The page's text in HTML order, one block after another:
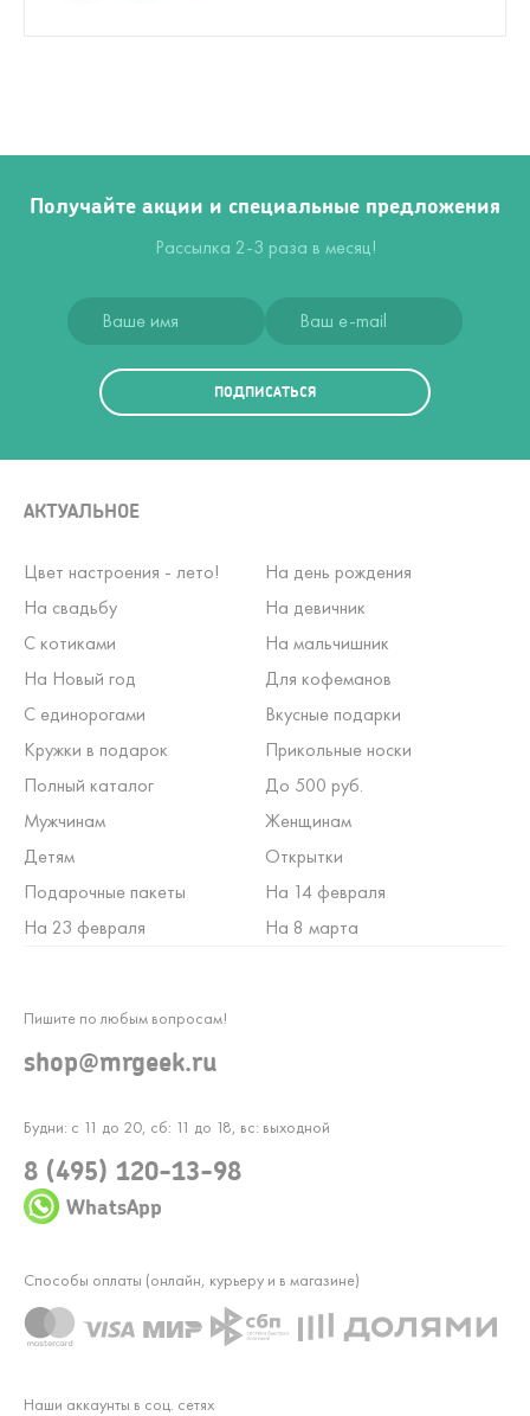
Получайте акции и специальные предложения
Рассылка 2-3 раза в месяц!
ПОДПИСАТЬСЯ
АКТУАЛЬНОЕ
Цвет настроения - лето!
На день рождения
На свадьбу
На девичник
С котиками
На мальчишник
На Новый год
Для кофеманов
С единорогами
Вкусные подарки
Кружки в подарок
Прикольные носки
Полный каталог
До 500 руб.
Мужчинам
Женщинам
Детям
Открытки
Подарочные пакеты
На 14 февраля
На 23 февраля
На 8 марта
Будни: с 11 до 20, сб: 11 до 18, вс: выходной
8 (495) 120-13-98
WhatsApp
Пишите по любым вопросам!
shop@mrgeek.ru
Наши аккаунты в соц. сетях
Способы оплаты (онлайн, курьеру и в магазине)